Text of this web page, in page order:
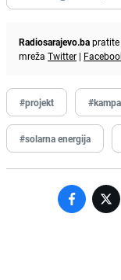
Radiosarajevo.ba
mreža Twitter |
#projekt
#solarna energija